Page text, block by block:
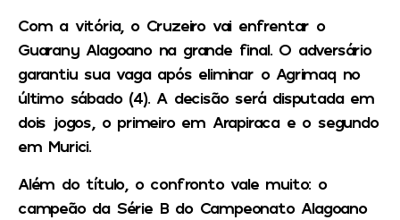
Com a vitória, o Cruzeiro vai enfrentar o
Guarany Alagoano na grande final. O adversário
garantiu sua vaga após eliminar o Agrimaq no
último sábado (4). A decisão será disputada em
dois jogos, o primeiro em Arapiraca e o segundo
em Murici.
Além do título, o confronto vale muito: o
campeão da Série B do Campeonato Alagoano